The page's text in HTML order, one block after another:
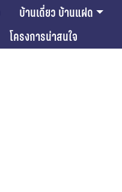
บ้านเดี่ยว บ้านแฝด
โครงการน่าสนใจ